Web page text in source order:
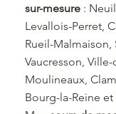
sur-mesure :
Levallois-Perret,
Rueil-Malmaison,
Vaucresson,
Moulineaux,
Bourg-la-Reine